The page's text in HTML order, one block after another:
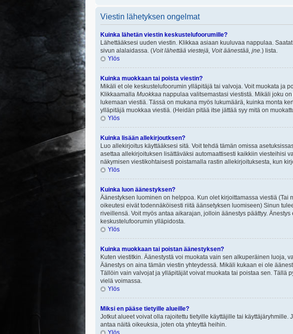
Viestin lähetyksen ongelmat
Kuinka lähetän viestin keskustelufoorumille?
Lähettääksesi uuden viestin. Klikkaa asiaan kuuluvaa nappulaa.
sivun alalaidassa. (Voit lähettää viestejä, Voit äänestää, jne.) lista.
Ylös
Kuinka muokkaan tai poista viestin?
Mikäli et ole keskustelufoorumin ylläpitäjä tai valvoja. Voit muokata ja
Klikkaamalla Muokkaa nappulaa valitsemastasi viestistä. Mikäli joku
lukemaan viestiä. Tässä on mukana myös lukumäärä, kuinka monta
ylläpitäjä muokkaa viestiä. (Heidän pitää itse jättää syy mitä on
Ylös
Kuinka lisään allekirjoutksen?
Luo allekirjoitus käyttääksesi sitä. Voit tehdä tämän omissa
asettaa allekirjoituksen lisättäväksi automaattisesti kaikkiin viesteihisi
näkymisen viestikohtaisesti poistamalla rastin allekirjoituksesta, kun
Ylös
Kuinka luon äänestyksen?
Äänestyksen luominen on helppoa. Kun olet kirjoittamassa viestiä
oikeutesi eivät todennäköisesti riitä äänsetyksen luomiseen) Sinun
riveillensä. Voit myös antaa aikarajan, jolloin äänestys päättyy.
keskustelufoorumin ylläpidosta.
Ylös
Kuinka muokkaan tai poistan äänestyksen?
Kuten viestitkin. Äänestystä voi muokata vain sen alkuperäinen luoja,
Äänestys on aina tämän viestin yhteydessä. Mikäli kukaan ei ole
Tällöin vain valvojat ja ylläpitäjät voivat muokata tai poistaa sen. Tällä
vielä voimassa.
Ylös
Miksi en pääse tietyille alueille?
Jotkut alueet voivat olla rajoitettu tietyille käyttäjille tai
antaa näitä oikeuksia, joten ota yhteyttä heihin.
Ylös